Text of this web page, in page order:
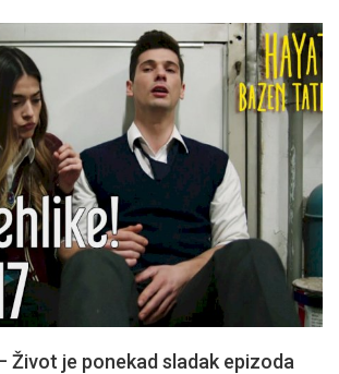
Život je ponekad sladak epizoda